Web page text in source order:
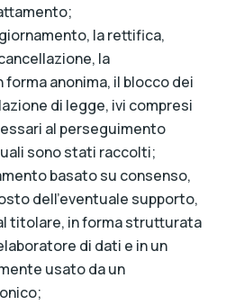
la rettifica,
la
anonima, il blocco dei
di legge, ivi compresi
al perseguimento
sono stati raccolti;
basato su consenso,
dell’eventuale supporto,
titolare, in forma strutturata
di dati e in un
usato da un